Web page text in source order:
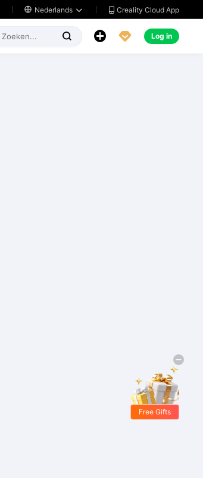
 Nederlands   Creality Cloud App
   Log in
Free Gifts